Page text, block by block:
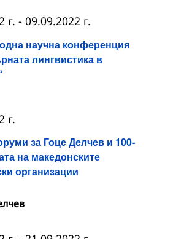
научна конференция
лингвистика в
г. - 09.09.2022 г.
за Гоце Делчев и 100-
на македонските
организации
г.